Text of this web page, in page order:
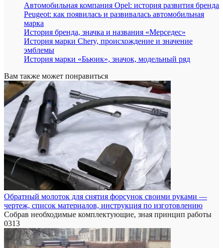
Автомобильная компания Opel: история развития бренда
Peugeot: как появилась и развивалась автомобильная
марка
История бренда, значка и названия «Мерседес»
История марки Chery, происхождение и значение
эмблемы
История марки «Бьюик», значок, модельный ряд
Вам также может понравиться
Обратный молоток для снятия форсунок своими руками —
чертеж, список материалов, инструкция по изготовлению
Собрав необходимые комплектующие, зная принцип работы
0313